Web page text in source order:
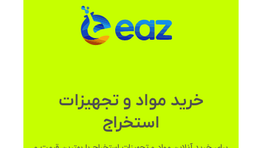
خرید مواد و تجهیزات
استخراج